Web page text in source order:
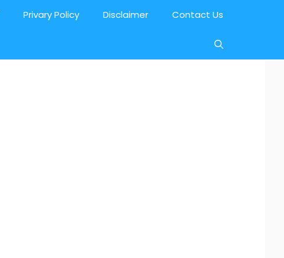
Privary Policy Disclaimer Contact Us